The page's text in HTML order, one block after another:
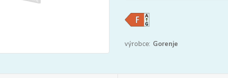
výrobce: Gorenje